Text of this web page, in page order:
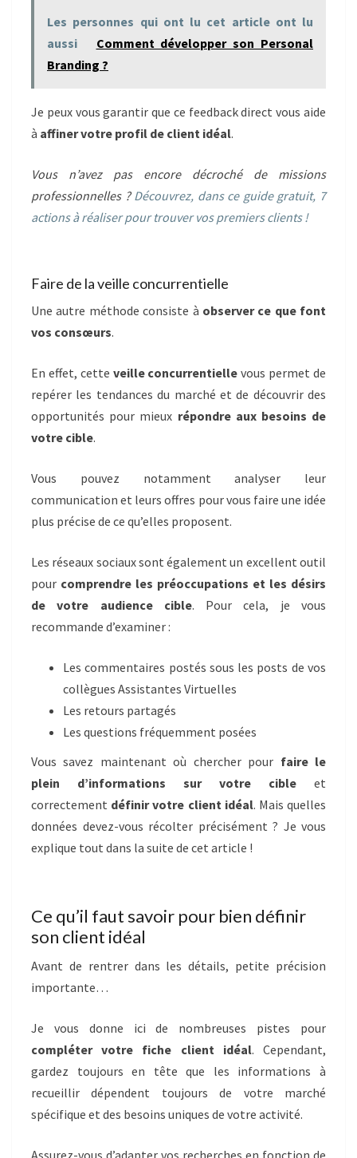
Les personnes qui ont lu cet article ont lu
aussi
Comment développer son Personal
Branding ?
Je peux vous garantir que ce feedback direct vous aide
à affiner votre profil de client idéal.
Vous n’avez pas encore décroché de missions
professionnelles ?Découvrez, dans ce guide gratuit, 7
actions à réaliser pour trouver vos premiers clients !
Faire de la veille concurrentielle
Une autre méthode consiste à observer ce que font
vos consœurs.
En effet, cette veille concurrentielle vous permet de
repérer les tendances du marché et de découvrir des
opportunités pour mieux répondre aux besoins de
votre cible.
Vous pouvez notamment analyser leur
communication et leurs offres pour vous faire une idée
plus précise de ce qu’elles proposent.
Les réseaux sociaux sont également un excellent outil
pour comprendre les préoccupations et les désirs
de votre audience cible. Pour cela, je vous
recommande d’examiner :
Les commentaires postés sous les posts de vos
collègues Assistantes Virtuelles
Les retours partagés
Les questions fréquemment posées
Vous savez maintenant où chercher pour faire le
plein d’informations sur votre cible et
correctement définir votre client idéal. Mais quelles
données devez-vous récolter précisément ? Je vous
explique tout dans la suite de cet article !
Ce qu’il faut savoir pour bien définir
son client idéal
Avant de rentrer dans les détails, petite précision
importante…
Je vous donne ici de nombreuses pistes pour
compléter votre fiche client idéal. Cependant,
gardez toujours en tête que les informations à
recueillir dépendent toujours de votre marché
spécifique et des besoins uniques de votre activité.